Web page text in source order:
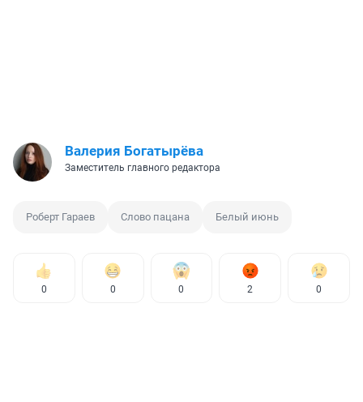
Валерия Богатырёва
Заместитель главного редактора
Роберт Гараев Слово пацана Белый июнь
0 0 0 2 0